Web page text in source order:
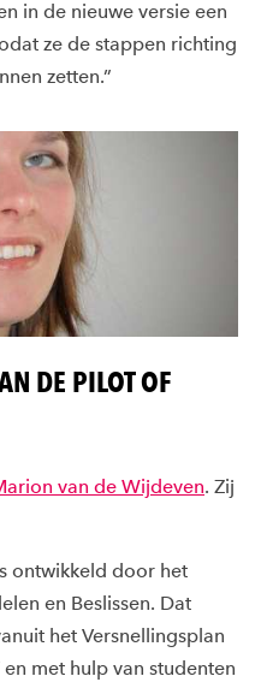
in de nieuwe versie een
ze de stappen richting
zetten.”
DE PILOT OF
van de Wijdeven. Zij
ontwikkeld door het
en Beslissen. Dat
het Versnellingsplan
met hulp van studenten